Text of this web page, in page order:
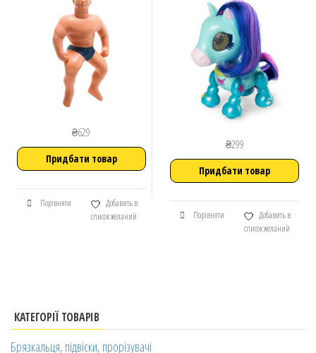
₴629
Придбати товар
Порівняти
Добавить в
список желаний
₴299
Придбати товар
Порівняти
Добавить в
список желаний
КАТЕГОРІЇ ТОВАРІВ
Брязкальця, підвіски, прорізувачі